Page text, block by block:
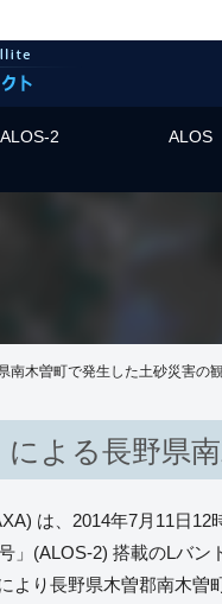
ALOS-2 ALOS
南木曽町で発生した土砂災害の
による長野県
は、2014年7月11日12
」(ALOS-2) 搭載のLバン
より長野県木曽郡南木曽